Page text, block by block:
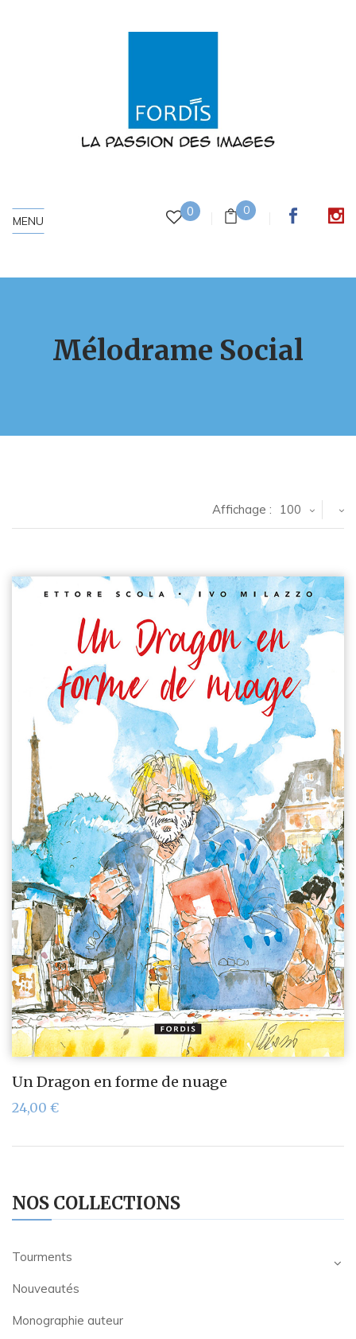
0 0
MENU
Mélodrame Social
NOS COLLECTIONS
Tourments
Nouveautés
Monographie auteur
Affichage : 100
Un Dragon en forme de nuage
24,00 €